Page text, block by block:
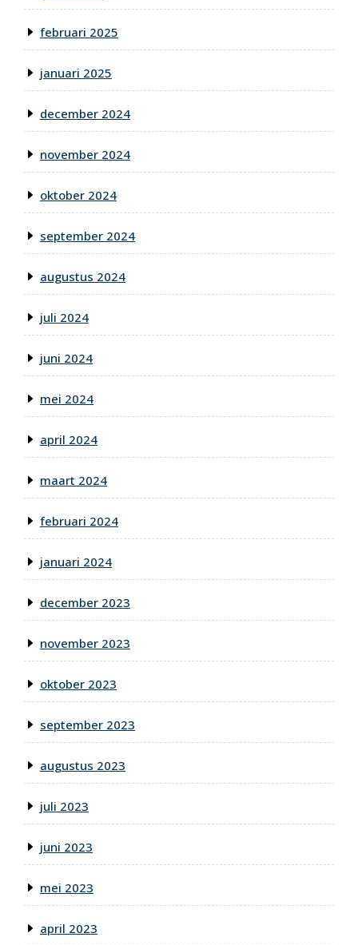
februari 2025
januari 2025
december 2024
november 2024
oktober 2024
september 2024
augustus 2024
juli 2024
juni 2024
mei 2024
april 2024
maart 2024
februari 2024
januari 2024
december 2023
november 2023
oktober 2023
september 2023
augustus 2023
juli 2023
juni 2023
mei 2023
april 2023